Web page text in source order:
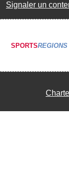
Signaler un
SPORTSREGIONS